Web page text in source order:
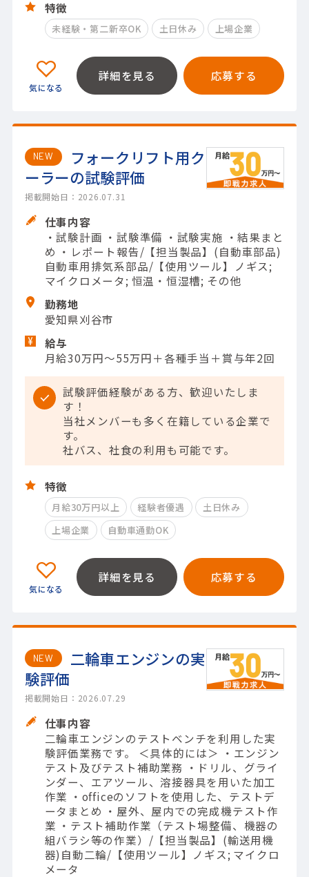
特徴
未経験・第二新卒OK 土日休み 上場企業
詳細を見る 応募する
NEW
フォークリフト用ク
ーラーの試験評価
掲載開始日：2026.07.31
仕事内容
・試験計画 ・試験準備 ・試験実施 ・結果まと
め ・レポート報告/【担当製品】(自動車部品)
自動車用排気系部品/【使用ツール】ノギス;
マイクロメータ; 恒温・恒湿槽; その他
勤務地
愛知県刈谷市
給与
月給30万円～55万円＋各種手当＋賞与年2回
試験評価経験がある方、歓迎いたしま
す！
当社メンバーも多く在籍している企業で
す。
社バス、社食の利用も可能です。
特徴
月給30万円以上 経験者優遇
土日休み
上場企業
自動車通勤OK
詳細を見る 応募する
NEW
二輪車エンジンの実
験評価
掲載開始日：2026.07.29
仕事内容
二輪車エンジンのテストベンチを利用した実
験評価業務です。 ＜具体的には＞ ・エンジン
テスト及びテスト補助業務 ・ドリル、グライ
ンダー、エアツール、溶接器具を用いた加工
作業 ・officeのソフトを使用した、テストデ
ータまとめ ・屋外、屋内での完成機テスト作
業 ・テスト補助作業（テスト場整備、機器の
組バラシ等の作業）/【担当製品】(輸送用機
器)自動二輪/【使用ツール】ノギス; マイクロ
メータ